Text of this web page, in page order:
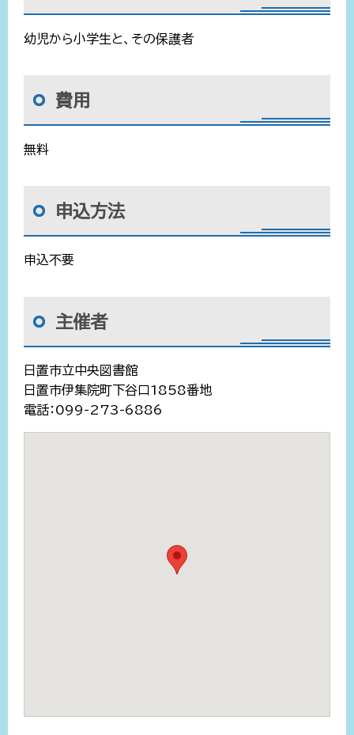
幼児から小学生と、その保護者
費用
無料
申込方法
申込不要
主催者
日置市立中央図書館
日置市伊集院町下谷口1858番地
電話：099-273-6886